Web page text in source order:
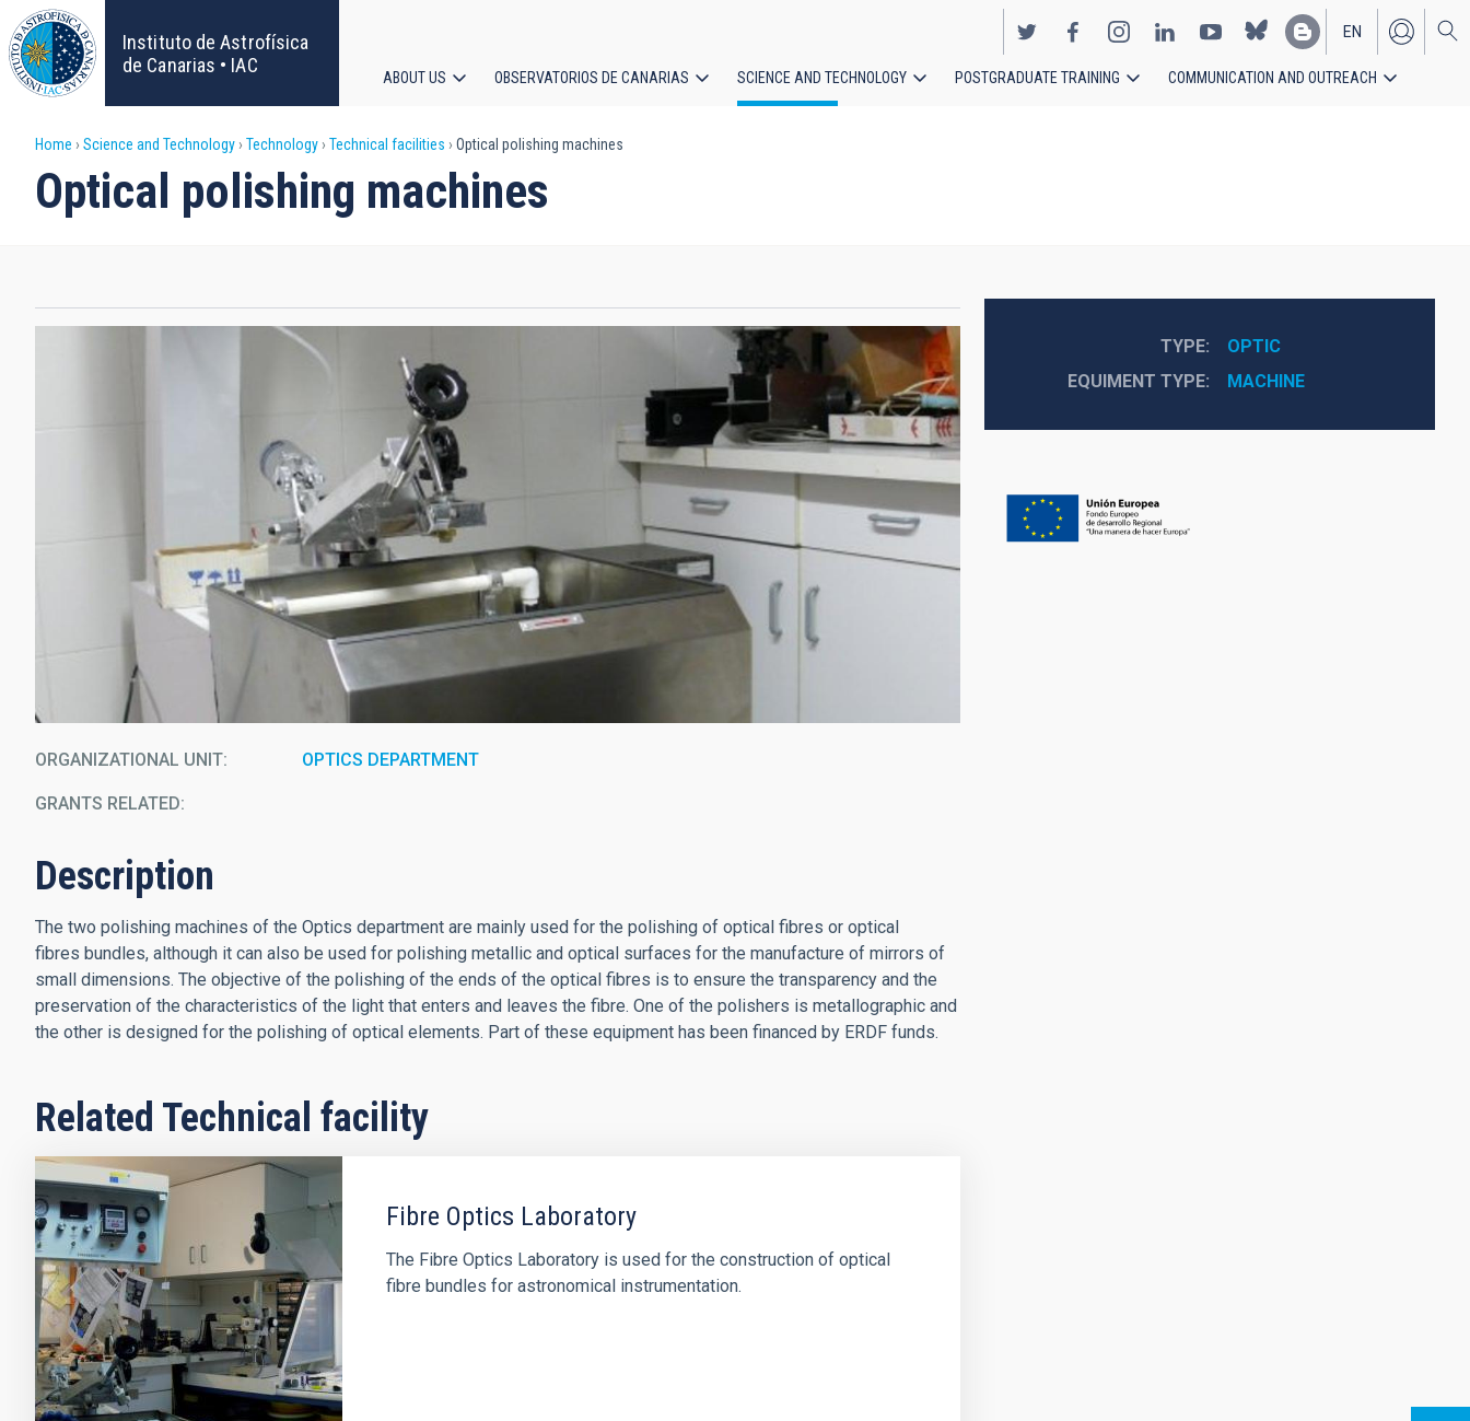
Skip
to
main
content
Instituto de Astrofísica
de Canarias • IAC
EN
ES
navigation
ABOUT US OBSERVATORIOS DE CANARIAS SCIENCE AND TECHNOLOGY POSTGRADUATE TRAINING COMMUNICATION AND OUTREACH
Breadcrumb
Home Science and Technology Technology Technical facilities Optical polishing machines
Optical polishing machines
ORGANIZATIONAL UNIT OPTICS DEPARTMENT
GRANTS RELATED:
Description
The two polishing machines of the Optics department are mainly used for the polishing of optical fibres or optical
fibres bundles, although it can also be used for polishing metallic and optical surfaces for the manufacture of mirrors of
small dimensions. The objective of the polishing of the ends of the optical fibres is to ensure the transparency and the
preservation of the characteristics of the light that enters and leaves the fibre. One of the polishers is metallographic and
the other is designed for the polishing of optical elements. Part of these equipment has been financed by ERDF funds.
Related Technical facility
Fibre Optics Laboratory
The Fibre Optics Laboratory is used for the construction of optical
fibre bundles for astronomical instrumentation.
TYPE
OPTIC
EQUIMENT TYPE
MACHINE